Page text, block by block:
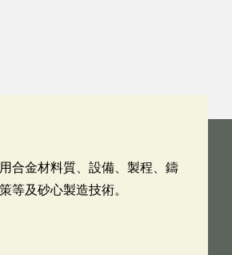
合金材料質、設備、製程、鑄
等及砂心製造技術。